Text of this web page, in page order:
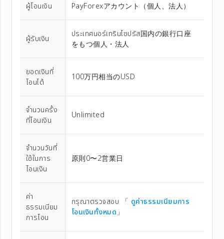
ผู้โอนเงิน PayForexアカウント（個⼈、法⼈）
ผู้รับเงิน
ประเทศนอร์เทรินไซปรัส国内の銀行口座
をもつ個人・法人
ยอดเงินที่
โอนได้
100万円相当のUSD
จำนวนครั้ง
ที่โอนเงิน
Unlimited
จำนวนวันที่
ใช้ในการ
โอนเงิน
原則0〜2営業日
ค่า
ธรรมเนียม
การโอน
กรุณาตรวจสอบ 「 ดูค่าธรรมเนียมการ
โอนเงินทั้งหมด」